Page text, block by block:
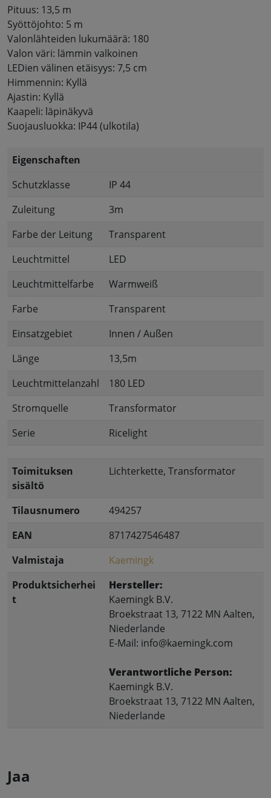
Pituus: 13,5 m
Syöttöjohto: 5 m
Valonlähteiden lukumäärä: 180
Valon väri: lämmin valkoinen
LEDien välinen etäisyys: 7,5 cm
Himmennin: Kyllä
Ajastin: Kyllä
Kaapeli: läpinäkyvä
Suojausluokka: IP44 (ulkotila)
Eigenschaften
Schutzklasse
IP 44
Zuleitung
3m
Farbe der Leitung
Transparent
Leuchtmittel
LED
Leuchtmittelfarbe
Warmweiß
Farbe
Transparent
Einsatzgebiet
Innen / Außen
Länge
13,5m
Leuchtmittelanzahl
180 LED
Stromquelle
Transformator
Serie
Ricelight
Toimituksen
sisältö
Lichterkette, Transformator
Tilausnumero
494257
EAN
8717427546487
Valmistaja
Kaemingk
Produktsicherhei
t
Hersteller:
Kaemingk B.V.
Broekstraat 13, 7122 MN Aalten,
Niederlande
E-Mail: info@kaemingk.com
Verantwortliche Person:
Kaemingk B.V.
Broekstraat 13, 7122 MN Aalten,
Niederlande
Jaa